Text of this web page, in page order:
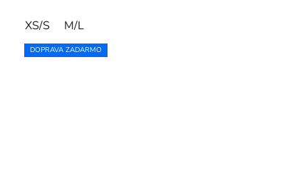
XS/S M/L
DOPRAVA ZADARMO